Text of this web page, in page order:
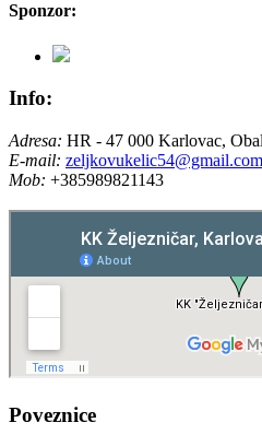
Sponzor:
Info:
Adresa: HR - 47 000 Karlovac,
E-mail: zeljkovukelic54@gmail.com
Mob: +385989821143
Poveznice